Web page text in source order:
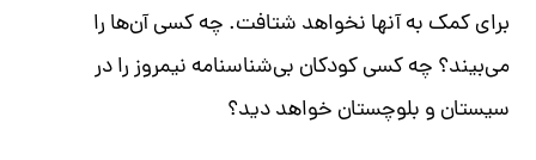
برای کمک به آنها نخواهد شتافت. چه کسی آن‌ها را
می‌بیند؟ چه کسی کودکان بی‌شناسنامه نیمروز را در
سیستان و بلوچستان خواهد دید؟